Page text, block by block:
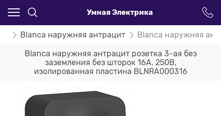
Умная Электрика
Blanca наружняя антрацит Blanca наружняя
Blanca наружняя антрацит розетка 3-ая без
заземления без шторок 16А, 250В,
изолированная пластина BLNRA000316